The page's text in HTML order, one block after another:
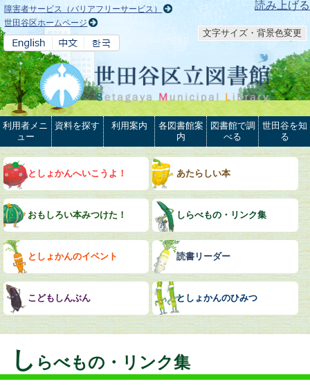
本文へ 読み上げる
障害者サービス（バリアフリーサービス）
世田谷区ホームページ
文字サイズ・背景色変更
利用者メニ
ュー
資料を探す 利用案内
各図書館案
内
図書館で調
べる
世田谷を知
る
し らべもの・リンク集
としょかんへいこうよ！ あたらしい本
おもしろい本みつけた！ しらべもの・リンク集
としょかんのイベント 読書リーダー
こどもしんぶん としょかんのひみつ